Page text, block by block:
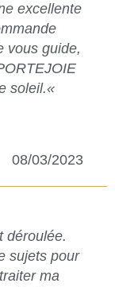
excellente
vous guide,
soleil.«
08/03/2023
déroulée.
sujets pour
ma